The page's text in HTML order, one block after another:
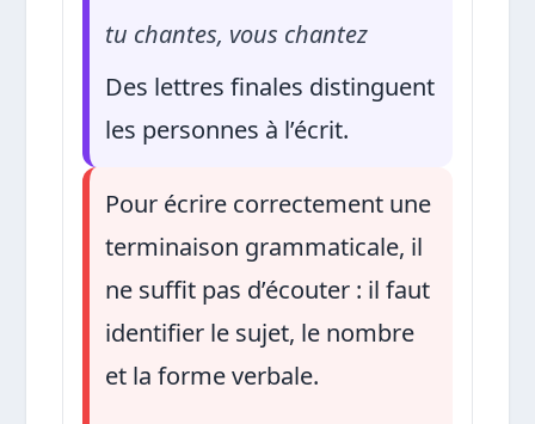
tu chantes, vous chantez
Des lettres finales distinguent
les personnes à l’écrit.
Pour écrire correctement une
terminaison grammaticale, il
ne suffit pas d’écouter : il faut
identifier le sujet, le nombre
et la forme verbale.